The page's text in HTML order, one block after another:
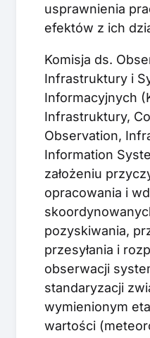
usprawnienia
efektów z ich
Komisja ds.
Infrastruktury i
Informacyjnych
Infrastruktury,
Observation,
Information
założeniu
opracowania i
pozyskiwania,
przesyłania i
obserwacji
standaryzacji
wymienionym
wartości